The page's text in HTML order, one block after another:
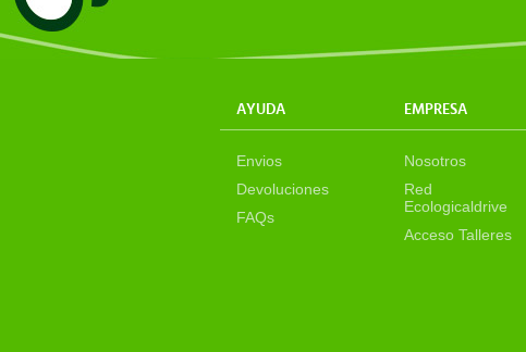
AYUDA EMPRESA
Envios
Devoluciones
FAQs
Nosotros
Red
Ecologicaldrive
Acceso Talleres